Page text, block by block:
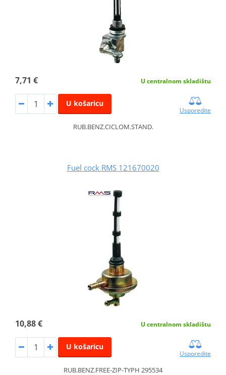
7,71 € U centralnom skladištu
U košaricu
Usporedite
RUB.BENZ.CICLOM.STAND.
Fuel cock RMS 121670020
10,88 € U centralnom skladištu
U košaricu
Usporedite
RUB.BENZ.FREE-ZIP-TYPH 295534